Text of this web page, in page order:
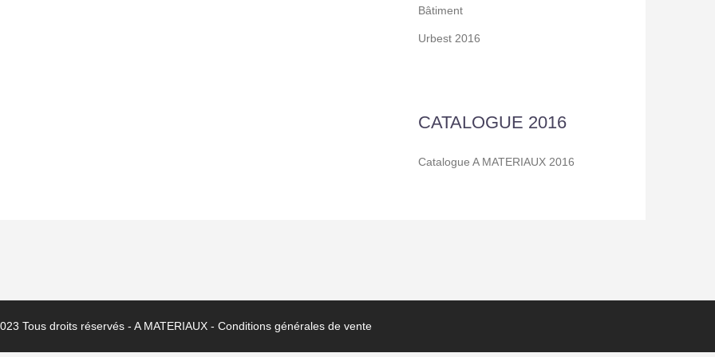
Bâtiment
Urbest 2016
CATALOGUE 2016
Catalogue A MATERIAUX 2016
Tous droits réservés - A MATERIAUX - Conditions générales de vente